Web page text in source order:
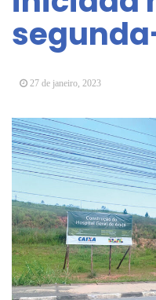
Arujá promove 2º
Conhecimento em Bem-
dos Ipês
TOP
27 de janeiro, 2023